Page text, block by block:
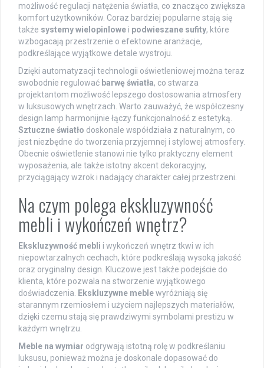
możliwość regulacji natężenia światła, co znacząco zwiększa
komfort użytkowników. Coraz bardziej popularne stają się
także systemy wielopinlowe i podwieszane sufity, które
wzbogacają przestrzenie o efektowne aranżacje,
podkreślające wyjątkowe detale wystroju.
Dzięki automatyzacji technologii oświetleniowej można teraz
swobodnie regulować barwę światła, co stwarza
projektantom możliwość lepszego dostosowania atmosfery
w luksusowych wnętrzach. Warto zauważyć, że współczesny
design lamp harmonijnie łączy funkcjonalność z estetyką.
Sztuczne światło doskonale współdziała z naturalnym, co
jest niezbędne do tworzenia przyjemnej i stylowej atmosfery.
Obecnie oświetlenie stanowi nie tylko praktyczny element
wyposażenia, ale także istotny akcent dekoracyjny,
przyciągający wzrok i nadający charakter całej przestrzeni.
Na czym polega ekskluzywność
mebli i wykończeń wnętrz?
Ekskluzywność mebli i wykończeń wnętrz tkwi w ich
niepowtarzalnych cechach, które podkreślają wysoką jakość
oraz oryginalny design. Kluczowe jest także podejście do
klienta, które pozwala na stworzenie wyjątkowego
doświadczenia. Ekskluzywne meblewyróżniają się
starannym rzemiosłem i użyciem najlepszych materiałów,
dzięki czemu stają się prawdziwymi symbolami prestiżu w
każdym wnętrzu.
Meble na wymiar odgrywają istotną rolę w podkreślaniu
luksusu, ponieważ można je doskonale dopasować do